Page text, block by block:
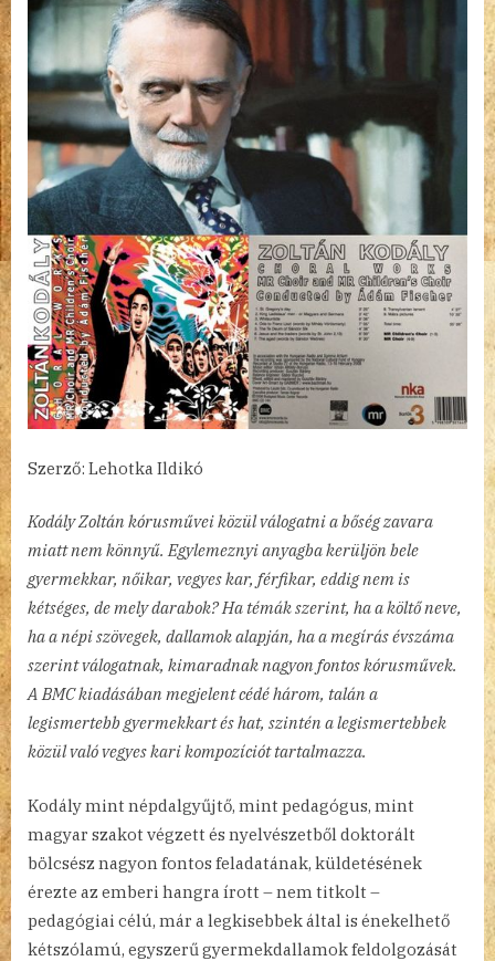
on
Zoltán
gyermek-
és
vegyes
karai,
Fischer
Ádámmal
Kórusművek
(Choral
Works)
című
bejegyzéshez
Szerző: Lehotka Ildikó
Kodály Zoltán kórusművei közül válogatni a bőség zavara
miatt nem könnyű. Egylemeznyi anyagba kerüljön bele
gyermekkar, nőikar, vegyes kar, férfikar, eddig nem is
kétséges, de mely darabok? Ha témák szerint, ha a költő neve,
ha a népi szövegek, dallamok alapján, ha a megírás évszáma
szerint válogatnak, kimaradnak nagyon fontos kórusművek.
A BMC kiadásában megjelent cédé három, talán a
legismertebb gyermekkart és hat, szintén a legismertebbek
közül való vegyes kari kompozíciót tartalmazza.
Kodály mint népdalgyűjtő, mint pedagógus, mint
magyar szakot végzett és nyelvészetből doktorált
bölcsész nagyon fontos feladatának, küldetésének
érezte az emberi hangra írott – nem titkolt –
pedagógiai célú, már a legkisebbek által is énekelhető
kétszólamú, egyszerű gyermekdallamok feldolgozását